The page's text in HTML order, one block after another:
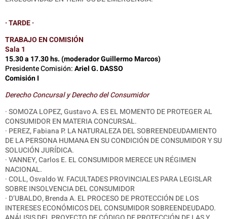
· TARDE ·
TRABAJO EN COMISIÓN
Sala 1
15.30 a 17.30 hs. (moderador Guillermo Marcos)
Presidente Comisión:Ariel G. DASSO
Comisión I
Derecho Concursal y Derecho del Consumidor
· SOMOZA LOPEZ, Gustavo A. ES EL MOMENTO DE PROTEGER AL
CONSUMIDOR EN MATERIA CONCURSAL.
· PEREZ, Fabiana P. LA NATURALEZA DEL SOBREENDEUDAMIENTO
DE LA PERSONA HUMANA EN SU CONDICIÓN DE CONSUMIDOR Y SU
SOLUCIÓN JURÍDICA.
·VANNEY, Carlos E. EL CONSUMIDOR MERECE UN RÉGIMEN
NACIONAL.
·COLL, Osvaldo W. FACULTADES PROVINCIALES PARA LEGISLAR
SOBRE INSOLVENCIA DEL CONSUMIDOR
· D’UBALDO, Brenda A. EL PROCESO DE PROTECCIÓN DE LOS
INTERESES ECONÓMICOS DEL CONSUMIDOR SOBREENDEUDADO.